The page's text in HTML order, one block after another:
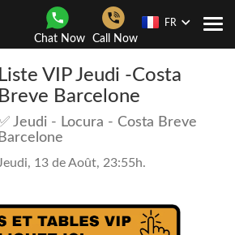
Chat Now Call Now
FR
Liste VIP Jeudi -Costa
Breve Barcelone
Jeudi - Locura - Costa Breve
Barcelone
Jeudi, 13 de Août, 23:55h.